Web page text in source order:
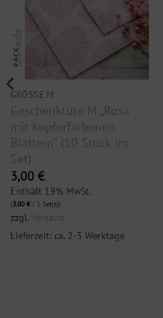
GRÖSSE M
Geschenktüte M „Rosa
mit kupferfarbenen
Blättern“ (10 Stück im
Set)
3,00 €
Enthält 19% MwSt.
(3,00€/ 1 Set(s))
zzgl. Versand
Lieferzeit: ca. 2-3 Werktage